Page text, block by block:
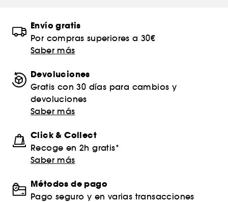
Envío gratis
Por compras superiores a 30€
Saber más
Devoluciones
Gratis con 30 días para cambios y
devoluciones
Saber más
Click & Collect
Recoge en 2h gratis*
Saber más
Métodos de pago
Pago seguro y en varias transacciones